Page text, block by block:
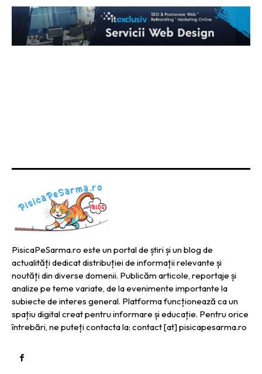
PisicaPeSarma.ro este un portal de știri și un blog de
actualități dedicat distribuției de informații relevante și
noutăți din diverse domenii. Publicăm articole, reportaje și
analize pe teme variate, de la evenimente importante la
subiecte de interes general. Platforma funcționează ca un
spațiu digital creat pentru informare și educație. Pentru orice
întrebări, ne puteți contacta la: contact [at] pisicapesarma.ro